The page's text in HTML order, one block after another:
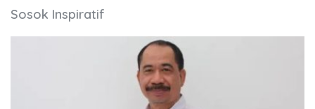
Sosok Inspiratif